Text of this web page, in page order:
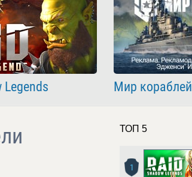
Legends Мир кораблей
ТОП 5
1